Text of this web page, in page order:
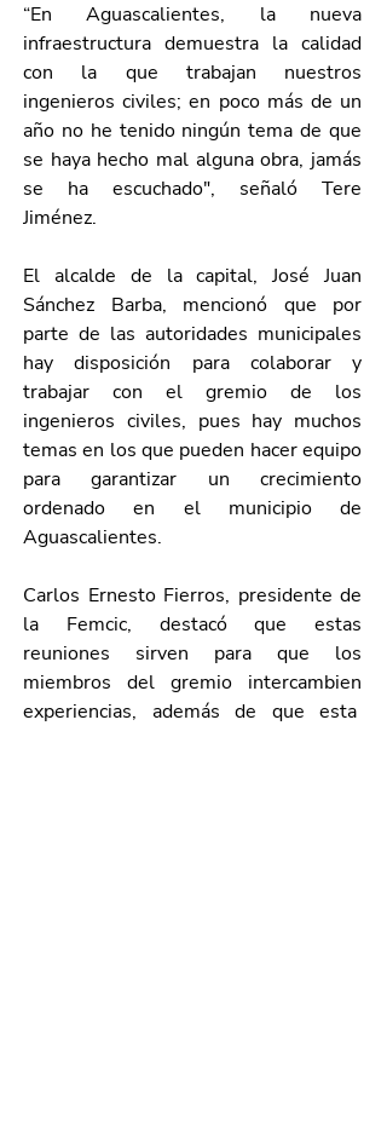
“En Aguascalientes, la nueva
infraestructura demuestra la calidad
con la que trabajan nuestros
ingenieros civiles; en poco más de un
año no he tenido ningún tema de que
se haya hecho mal alguna obra, jamás
se ha escuchado", señaló Tere
Jiménez.
El alcalde de la capital, José Juan
Sánchez Barba, mencionó que por
parte de las autoridades municipales
hay disposición para colaborar y
trabajar con el gremio de los
ingenieros civiles, pues hay muchos
temas en los que pueden hacer equipo
para garantizar un crecimiento
ordenado en el municipio de
Aguascalientes.
Carlos Ernesto Fierros, presidente de
la Femcic, destacó que estas
reuniones sirven para que los
miembros del gremio intercambien
experiencias, además de que esta